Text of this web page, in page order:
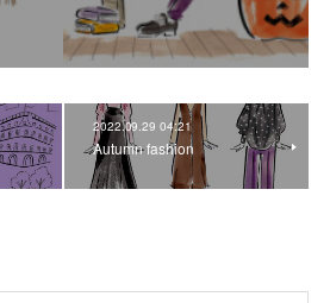
2022.09.29 04:21
Autumn fashion